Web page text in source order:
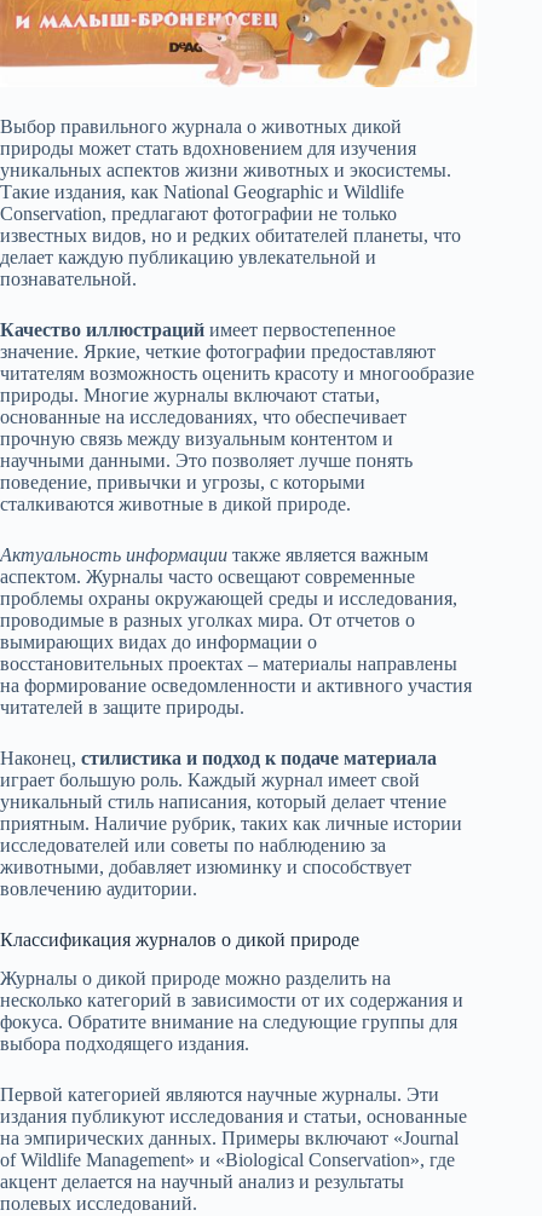
Выбор правильного журнала о животных дикой
природы может стать вдохновением для изучения
уникальных аспектов жизни животных и экосистемы.
Такие издания, как National Geographic и Wildlife
Conservation, предлагают фотографии не только
известных видов, но и редких обитателей планеты, что
делает каждую публикацию увлекательной и
познавательной.
Качество иллюстраций имеет первостепенное
значение. Яркие, четкие фотографии предоставляют
читателям возможность оценить красоту и многообразие
природы. Многие журналы включают статьи,
основанные на исследованиях, что обеспечивает
прочную связь между визуальным контентом и
научными данными. Это позволяет лучше понять
поведение, привычки и угрозы, с которыми
сталкиваются животные в дикой природе.
Актуальность информации также является важным
аспектом. Журналы часто освещают современные
проблемы охраны окружающей среды и исследования,
проводимые в разных уголках мира. От отчетов о
вымирающих видах до информации о
восстановительных проектах – материалы направлены
на формирование осведомленности и активного участия
читателей в защите природы.
Наконец, стилистика и подход к подаче материала
играет большую роль. Каждый журнал имеет свой
уникальный стиль написания, который делает чтение
приятным. Наличие рубрик, таких как личные истории
исследователей или советы по наблюдению за
животными, добавляет изюминку и способствует
вовлечению аудитории.
Классификация журналов о дикой природе
Журналы о дикой природе можно разделить на
несколько категорий в зависимости от их содержания и
фокуса. Обратите внимание на следующие группы для
выбора подходящего издания.
Первой категорией являются научные журналы. Эти
издания публикуют исследования и статьи, основанные
на эмпирических данных. Примеры включают «Journal
of Wildlife Management» и «Biological Conservation», где
акцент делается на научный анализ и результаты
полевых исследований.